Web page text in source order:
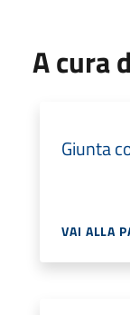
A cura
Giunta
VAI ALLA